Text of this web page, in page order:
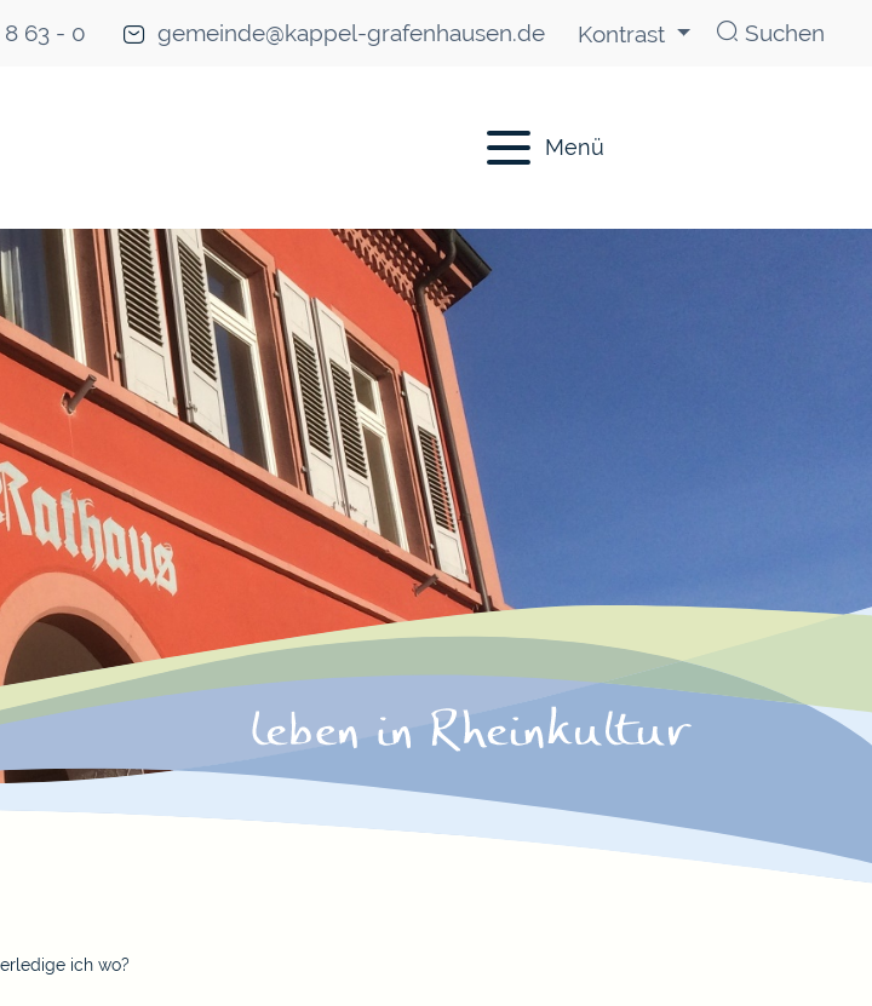
63 - 0 gemeinde@kappel-grafenhausen.de Kontrast Suchen
Menü
ich wo?